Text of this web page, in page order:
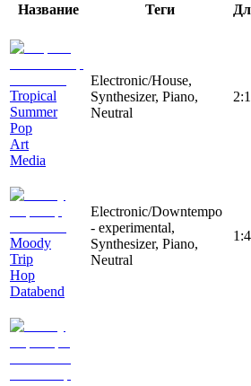
Название Теги
Tropical
Summer
Pop
Art
Media
Electronic/House,
Synthesizer, Piano,
Neutral
Moody
Trip
Hop
Databend
Electronic/Downtempo
- experimental,
Synthesizer, Piano,
Neutral